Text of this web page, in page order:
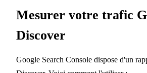
Mesurer votre trafic
Discover
Google Search Console dispose d'un